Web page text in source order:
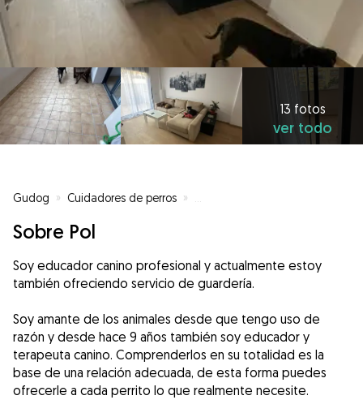
13 fotos
ver todo
Gudog » Cuidadores de perros »
Sobre Pol
Soy educador canino profesional y actualmente estoy
también ofreciendo servicio de guardería.
Soy amante de los animales desde que tengo uso de
razón y desde hace 9 años también soy educador y
terapeuta canino. Comprenderlos en su totalidad es la
base de una relación adecuada, de esta forma puedes
ofrecerle a cada perrito lo que realmente necesite.